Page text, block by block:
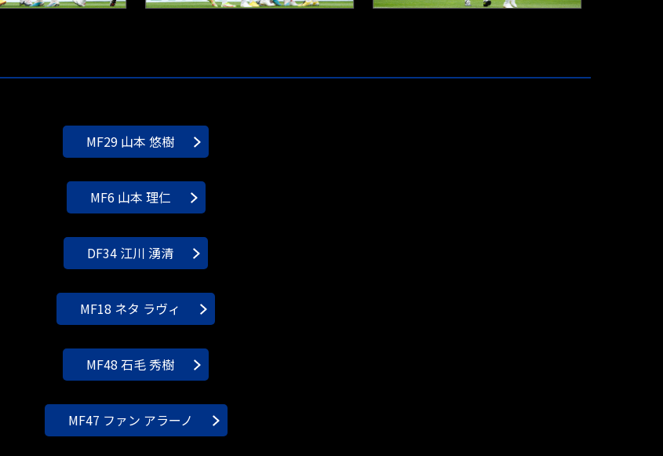
MF29 山本 悠樹
MF6 山本 理仁
DF34 江川 湧清
MF18 ネタ ラヴィ
MF48 石毛 秀樹
MF47 ファン アラーノ